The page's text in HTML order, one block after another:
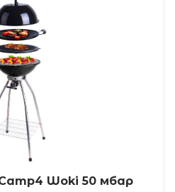
Woki 50 мбар